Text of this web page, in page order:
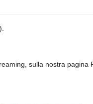
sulla nostra pagina